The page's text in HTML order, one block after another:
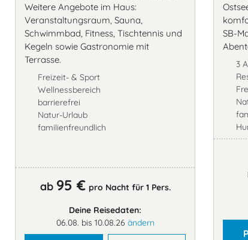
Weitere Angebote im Haus:
Veranstaltungsraum, Sauna,
Schwimmbad, Fitness, Tischtennis und
Kegeln sowie Gastronomie mit
Terrasse.
Freizeit- & Sport
Wellnessbereich
barrierefrei
Natur-Urlaub
familienfreundlich
ab 95 € pro Nacht für 1 Pers.
Deine Reisedaten:
06.08. bis 10.08.26 ändern
SB-
3